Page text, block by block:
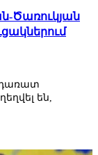
Ծառուկյան
են,